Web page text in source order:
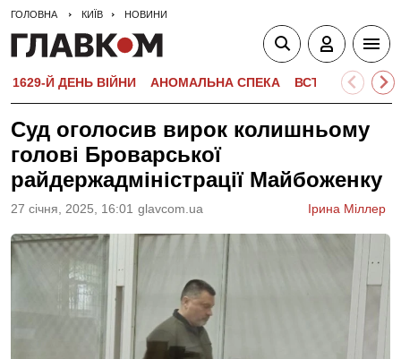
ГОЛОВНА КИЇВ НОВИНИ
1629-Й ДЕНЬ ВІЙНИ АНОМАЛЬНА СПЕКА ВСТУПНА
Суд оголосив вирок колишньому
голові Броварської
райдержадміністрації Майбоженку
27 сiчня, 2025, 16:01 glavcom.ua Ірина Міллер